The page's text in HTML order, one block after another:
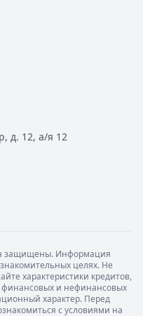
д. 12, а/я 12
защищены. Информация
целях. Не
характеристики кредитов,
финансовых и нефинансовых
характер. Перед
с условиями на